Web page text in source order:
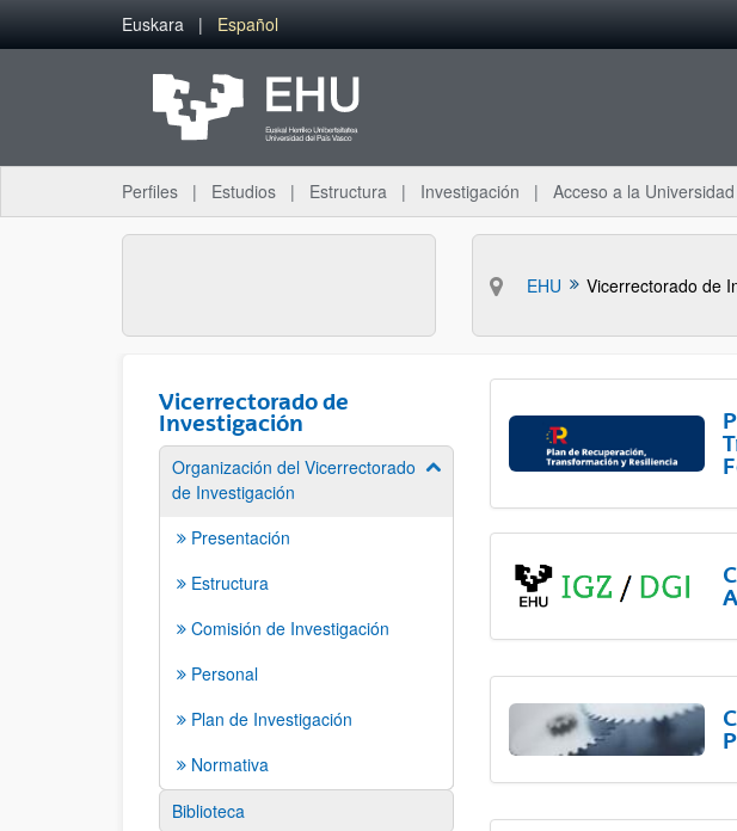
Saltar al contenido principal
Euskara Español
Perfiles Estudios Estructura Investigación Acceso a la Universidad
EHU Vicerrectorado de
Vicerrectorado de
Investigación
Organización del Vicerrectorado
de Investigación
Mostrar/ocultar subpáginas
Presentación
Estructura
Comisión de Investigación
Personal
Plan de Investigación
Normativa
Biblioteca